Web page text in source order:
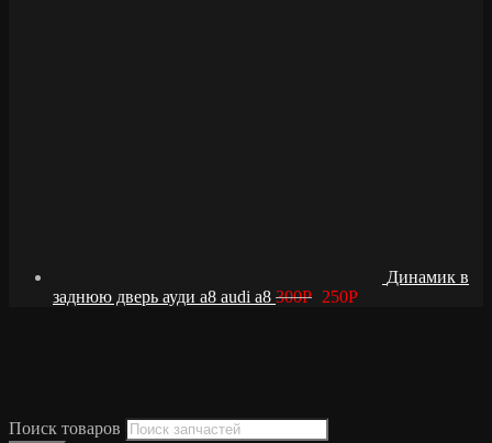
Динамик в
заднюю дверь ауди а8 audi a8 300Р 250Р
Поиск товаров